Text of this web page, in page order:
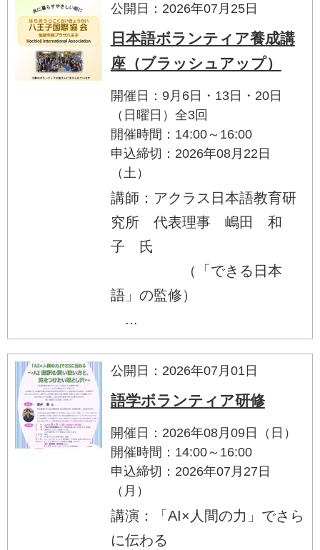
公開日：2026年07月25日
日本語ボランティア養成講
座（ブラッシュアップ）
開催日：9月6日・13日・20日
（日曜日）全3回
開催時間：14:00～16:00
申込締切：2026年08月22日
（土）
講師：アクラス日本語教育研
究所 代表理事 嶋田 和
子 氏
（「できる日本
語」の監修）
...
公開日：2026年07月01日
語学ボランティア研修
開催日：2026年08月09日（日）
開催時間：14:00～16:00
申込締切：2026年07月27日
（月）
講演：「AI×人間の力」でさら
に伝わる